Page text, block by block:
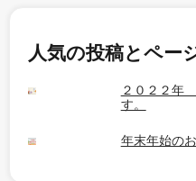
人気の投稿とペー
２０２２年
す。
年末年始の